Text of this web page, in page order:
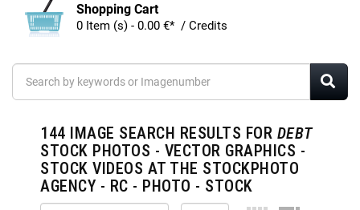
Shopping Cart
0 Item (s) - 0.00 €* / Credits
144 IMAGE SEARCH RESULTS FOR DEBT
STOCK PHOTOS - VECTOR GRAPHICS -
STOCK VIDEOS AT THE STOCKPHOTO
AGENCY - RC - PHOTO - STOCK